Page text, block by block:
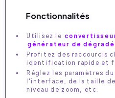
Fonctionnalités
Utilisez le
générateur de
Profitez des raccourcis
identification rapide et
Réglez les paramètres
l'interface, de la taille
niveau de zoom, etc.